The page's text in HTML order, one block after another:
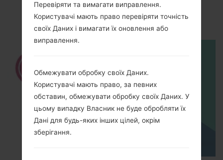
How to Enable Developer Options & USB
Debugging on LG ?
Перевіряти та вимагати виправлення.
Користувачі мають право перевіряти точність
своїх Даних і вимагати їх оновлення або
виправлення.
Обмежувати обробку своїх Даних.
Користувачі мають право, за певних
обставин, обмежувати обробку своїх Даних. У
цьому випадку Власник не буде обробляти їх
Дані для будь-яких інших цілей, окрім
зберігання.